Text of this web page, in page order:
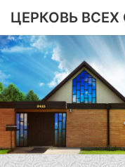
ЦЕРКОВЬ ВСЕХ